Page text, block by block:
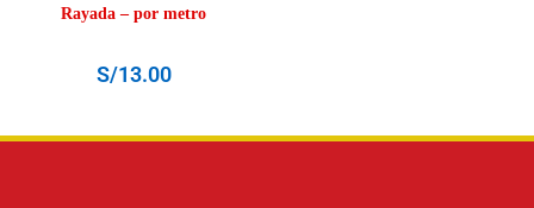
Rayada – por metro
S/13.00